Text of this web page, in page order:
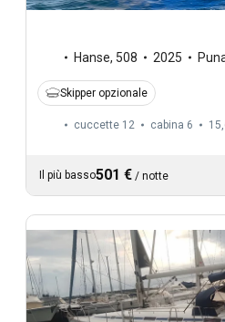
Hanse, 508 2025
Skipper opzionale
cuccette 12 cabina 6
Il più basso501 € / notte